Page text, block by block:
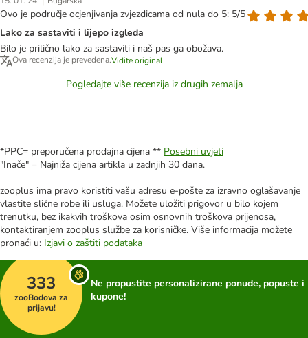
Ovo je područje ocjenjivanja zvjezdicama od nula do 5: 5/5
Lako za sastaviti i lijepo izgleda
Bilo je prilično lako za sastaviti i naš pas ga obožava.
Ova recenzija je prevedena.Vidite original
Pogledajte više recenzija iz drugih zemalja
*PPC= preporučena prodajna cijena ** Posebni uvjeti
"Inače" = Najniža cijena artikla u zadnjih 30 dana.
zooplus ima pravo koristiti vašu adresu e-pošte za izravno oglašavanje
vlastite slične robe ili usluga. Možete uložiti prigovor u bilo kojem
trenutku, bez ikakvih troškova osim osnovnih troškova prijenosa,
kontaktiranjem zooplus službe za korisničke. Više informacija možete
pronaći u: Izjavi o zaštiti podataka
333
zooBodova za
prijavu!
Ne propustite personalizirane ponude, popuste i
kupone!